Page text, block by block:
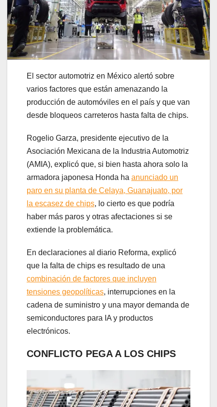
El sector automotriz en México alertó sobre
varios factores que están amenazando la
producción de automóviles en el país y que van
desde bloqueos carreteros hasta falta de chips.
Rogelio Garza, presidente ejecutivo de la
Asociación Mexicana de la Industria Automotriz
(AMIA), explicó que, si bien hasta ahora solo la
armadora japonesa Honda ha anunciado un
paro en su planta de Celaya, Guanajuato, por
la escasez de chips, lo cierto es que podría
haber más paros y otras afectaciones si se
extiende la problemática.
En declaraciones al diario Reforma, explicó
que la falta de chips es resultado de una
combinación de factores que incluyen
tensiones geopolíticas, interrupciones en la
cadena de suministro y una mayor demanda de
semiconductores para IA y productos
electrónicos.
CONFLICTO PEGA A LOS CHIPS